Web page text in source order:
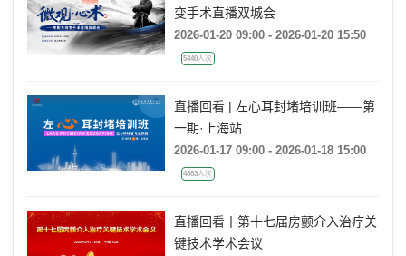
变手术直播双城会
2026-01-20 09:00 - 2026-01-20 15:50
5440人次
直播回看 | 左心耳封堵培训班——第
一期·上海站
2026-01-17 09:00 - 2026-01-18 15:00
4883人次
直播回看丨第十七届房颤介入治疗关
键技术学术会议